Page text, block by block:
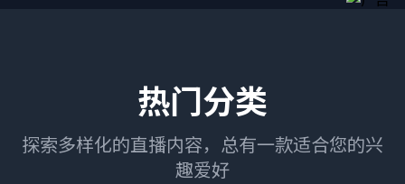
热门分类
探索多样化的直播内容，总有一款适合您的兴
趣爱好